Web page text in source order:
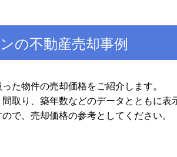
の不動産売却事例
た物件の売却価格をご紹介します。
取り、築年数などのデータとともに表
で、売却価格の参考としてください。